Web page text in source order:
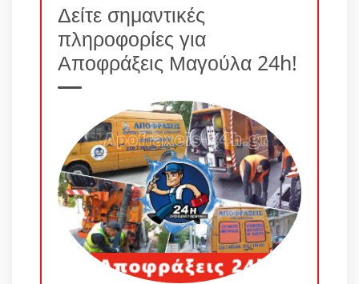
Δείτε σημαντικές
πληροφορίες για
Αποφράξεις Μαγούλα 24h!